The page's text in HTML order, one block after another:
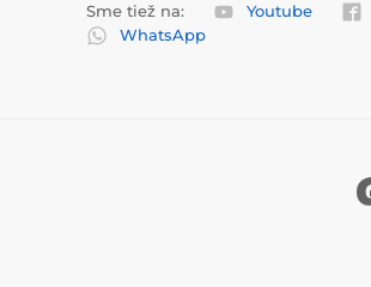
Sme tiež na: Youtube
WhatsApp